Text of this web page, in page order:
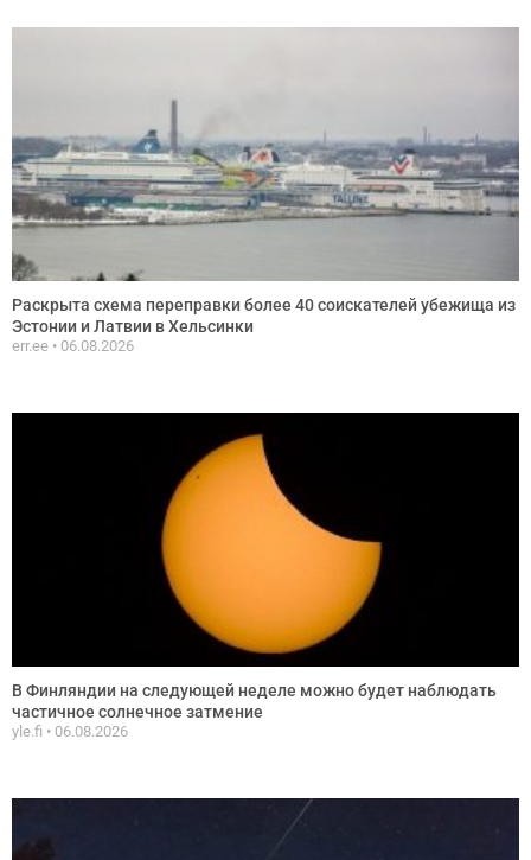
Раскрыта схема переправки более 40 соискателей убежища из
Эстонии и Латвии в Хельсинки
err.ee 06.08.2026
В Финляндии на следующей неделе можно будет наблюдать
частичное солнечное затмение
yle.fi 06.08.2026